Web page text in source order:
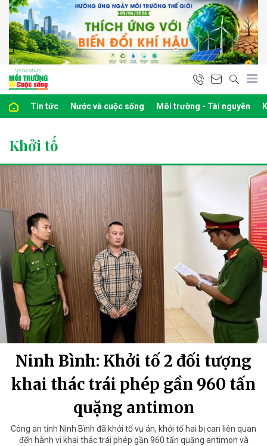
Tin tức Nước và cuộc sống Môi trường - Tài nguyên
Khởi tố
Ninh Bình: Khởi tố 2 đối tượng
khai thác trái phép gần 960 tấn
quặng antimon
Công an tỉnh Ninh Bình đã khởi tố vụ án, khởi tố hai bị can liên quan
đến hành vi khai thác trái phép gần 960 tấn quặng antimon và